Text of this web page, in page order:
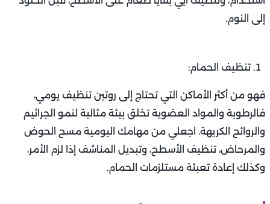
إلى النوم.
تنظيف الحمام:
فهو من أكثر الأماكن التي تحتاج إلى روتين تنظيف يومي،
فالرطوبة والمواد العضوية تخلق بيئة مثالية لنمو الجراثيم
والروائح الكريهة. اجعلي من مهامك اليومية مسح الحوض
والمرحاض، تنظيف الأسطح، وتبديل المناشف إذا لزم الأمر،
وكذلك إعادة تعبئة مستلزمات الحمام.